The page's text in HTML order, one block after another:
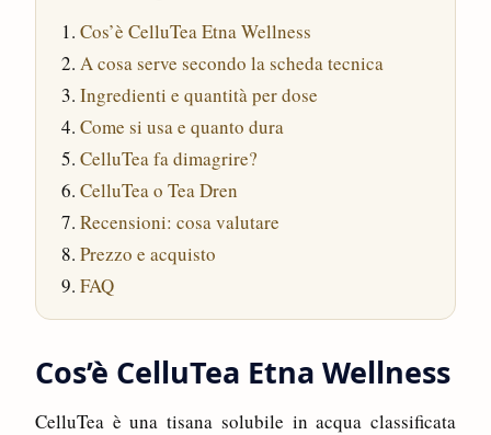
Cos’è CelluTea Etna Wellness
A cosa serve secondo la scheda tecnica
Ingredienti e quantità per dose
Come si usa e quanto dura
CelluTea fa dimagrire?
CelluTea o Tea Dren
Recensioni: cosa valutare
Prezzo e acquisto
FAQ
Cos’è CelluTea Etna Wellness
CelluTea è una tisana solubile in acqua classificata